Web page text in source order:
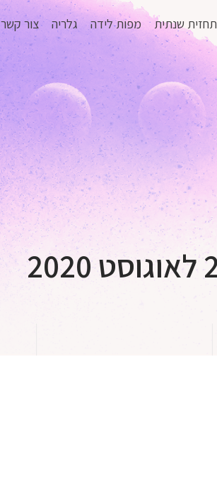
תחזית שנתית מפות לידה גלריה צור קשר